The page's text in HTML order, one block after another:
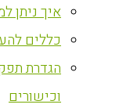
איך ניתן
כללים
הגדרת
וכישורים